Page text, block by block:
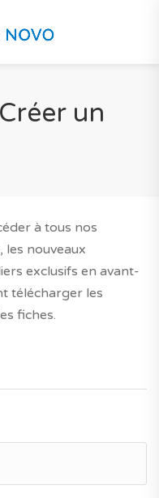
un
à tous nos
les nouveaux
exclusifs en avant-
télécharger les
fiches.